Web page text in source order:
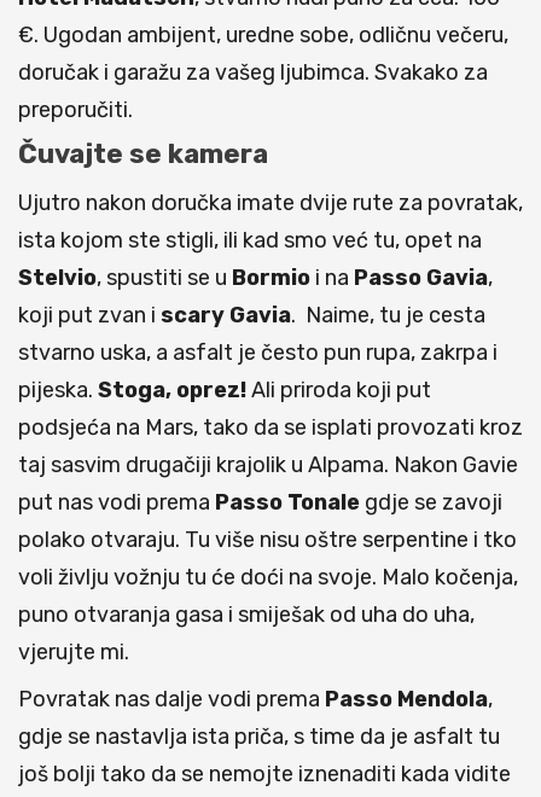
€. Ugodan ambijent, uredne sobe, odličnu večeru,
doručak i garažu za vašeg ljubimca. Svakako za
preporučiti.
Čuvajte se kamera
Ujutro nakon doručka imate dvije rute za povratak,
ista kojom ste stigli, ili kad smo već tu, opet na
Stelvio, spustiti se u Bormio i na Passo Gavia,
koji put zvan i scary Gavia. Naime, tu je cesta
stvarno uska, a asfalt je često pun rupa, zakrpa i
pijeska. Stoga, oprez!Ali priroda koji put
podsjeća na Mars, tako da se isplati provozati kroz
taj sasvim drugačiji krajolik u Alpama. Nakon Gavie
put nas vodi prema Passo Tonale gdje se zavoji
polako otvaraju. Tu više nisu oštre serpentine i tko
voli življu vožnju tu će doći na svoje. Malo kočenja,
puno otvaranja gasa i smiješak od uha do uha,
vjerujte mi.
Povratak nas dalje vodi prema Passo Mendola,
gdje se nastavlja ista priča, s time da je asfalt tu
još bolji tako da se nemojte iznenaditi kada vidite